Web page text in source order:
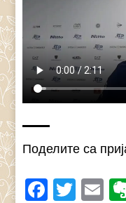
Поделите са